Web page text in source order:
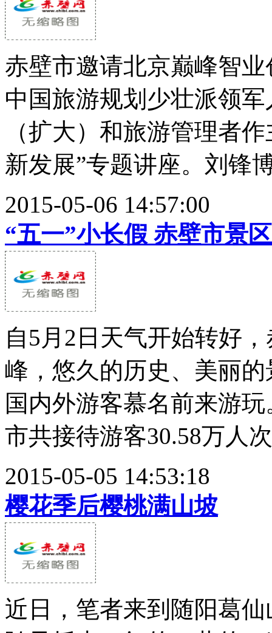
赤壁市邀请北京巅峰智
中国旅游规划少壮派领
（扩大）和旅游管理者
新发展”专题讲座。刘锋
2015-05-06 14:57:00
“五一”小长假 赤壁市景
自5月2日天气开始转好
峰，悠久的历史、美丽
国内外游客慕名前来游
市共接待游客30.58万人
2015-05-05 14:53:18
樱花季后樱桃满山坡
近日，笔者来到随阳葛